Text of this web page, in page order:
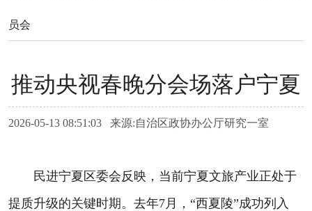
员会
推动央视春晚分会场落户宁夏
2026-05-13 08:51:03 来源:自治区政协办公厅研究一室
民进宁夏区委会反映，当前宁夏文旅产业正处于
提质升级的关键时期。去年7月，“西夏陵”成功列入